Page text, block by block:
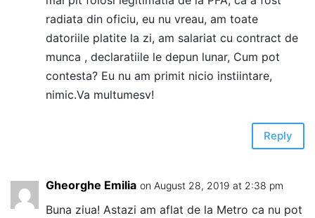
radiata din oficiu, eu nu vreau, am toate
datoriile platite la zi, am salariat cu contract de
munca , declaratiile le depun lunar, Cum pot
contesta? Eu nu am primit nicio instiintare,
nimic.Va multumesv!
Reply
Gheorghe Emilia on August 28, 2019 at 2:38 pm
Buna ziua! Astazi am aflat de la Metro ca nu pot